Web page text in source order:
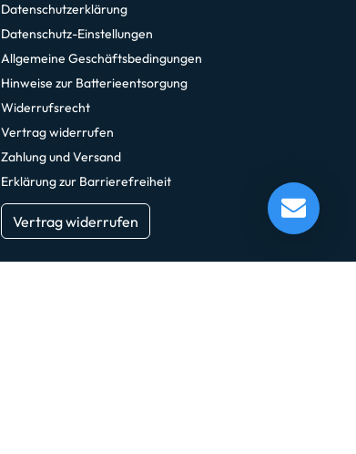
Datenschutzerklärung
Datenschutz-Einstellungen
Allgemeine Geschäftsbedingungen
Hinweise zur Batterieentsorgung
Widerrufsrecht
Vertrag widerrufen
Zahlung und Versand
Erklärung zur Barrierefreiheit
Vertrag widerrufen